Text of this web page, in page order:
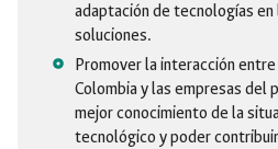
adaptación de tecnologías en
soluciones.
Promover la interacción
Colombia y las empresas del
mejor conocimiento de la
tecnológico y poder